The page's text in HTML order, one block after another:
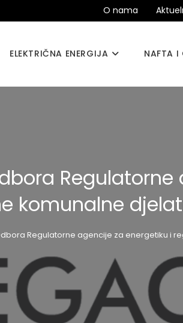
O nama
ELEKTRIČNA ENERGIJA NAFTA I
komunalne
Regulatorne agencije za energetiku i